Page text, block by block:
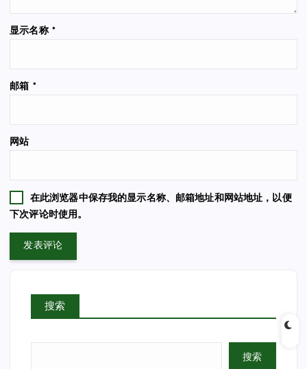
显示名称 *
邮箱 *
网站
在此浏览器中保存我的显示名称、邮箱地址和网站地址，以便
下次评论时使用。
搜索
搜索